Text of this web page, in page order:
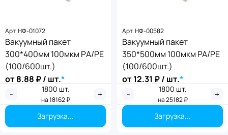
Арт.НФ-01072
Вакуумный пакет
300*400мм 100мкм PА/PE
(100/600шт.)
от8.88 ₽ / шт.*
- 1800 шт.
на18162₽ +
Загрузка...
Арт.НФ-00582
Вакуумный пакет
350*500мм 100мкм PA/PE
(100/600шт.)
от12.31 ₽ / шт.*
- 1800 шт.
на25182₽ +
Загрузка...